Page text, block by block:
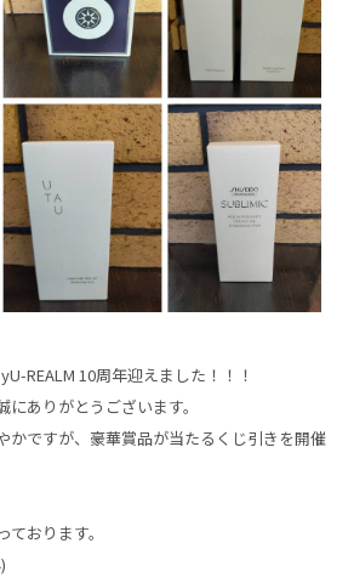
REALM 10周年迎えました！！！
ありがとうございます。
かですが、豪華賞品が当たるくじ引きを開催
おります。